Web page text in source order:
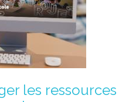
les ressources